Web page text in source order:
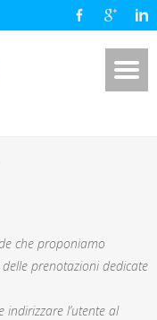
che proponiamo
prenotazioni dedicate
l’utente al